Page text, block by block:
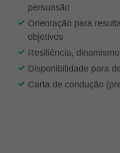
persuasão
Orientação para
objetivos
Resiliência,
Disponibilidade para
Carta de condução